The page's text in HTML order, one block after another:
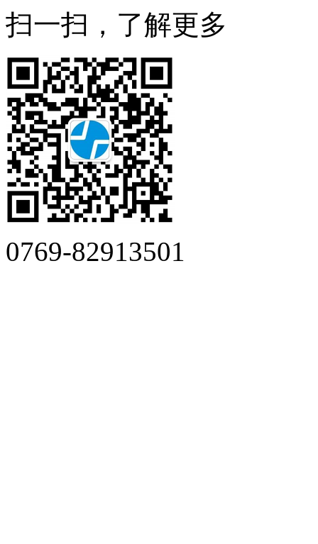
扫一扫，了解更多
0769-82913501